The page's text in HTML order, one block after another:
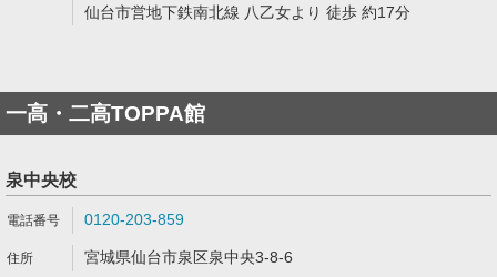
仙台市営地下鉄南北線 八乙女より 徒歩 約17分
一高・二高TOPPA館
泉中央校
0120-203-859
宮城県仙台市泉区泉中央3-8-6